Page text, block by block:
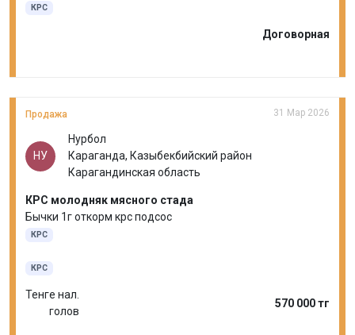
КРС
Договорная
Продажа 31 Мар 2026
НУ
Нурбол
Караганда, Казыбекбийский район
Карагандинская область
КРС молодняк мясного стада
Бычки 1г откорм крс подсос
КРС
КРС
Тенге нал.
голов
570 000 тг